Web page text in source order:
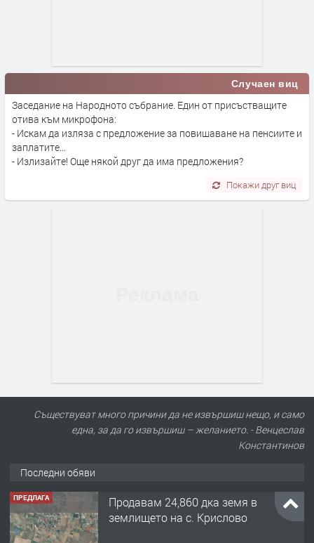
Случаен виц
Заседание на Народното събрание. Един от присъстващите
отива към микрофона:
- Искам да изляза с предложение за повишаване на пенсиите и
заплатите...
- Излизайте! Още някой друг да има предложения?
Покажи друг виц
Съществуват много причини да не извършиш нещо, и само
една, за да го извършиш – желанието. - Венцеслав
Константинов
Последни обяви
ПРЕДЛАГА
Продавам 24,860 дка земя в
землището на с. Крислово